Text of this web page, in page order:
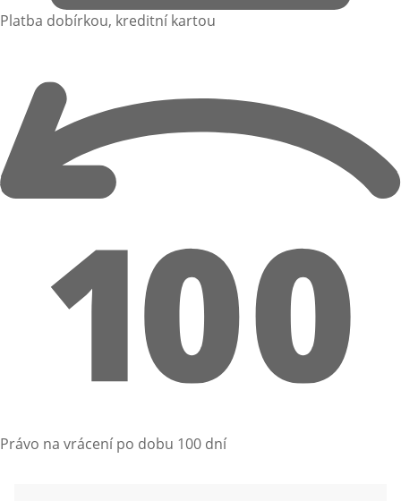
Platba dobírkou, kreditní kartou
Právo na vrácení po dobu 100 dní